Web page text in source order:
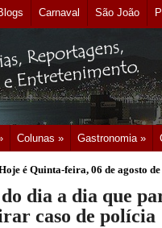
Carnaval São João
Colunas » Gastronomia »
é Quinta-feira, 06 de agosto
dia a dia que
caso de polícia